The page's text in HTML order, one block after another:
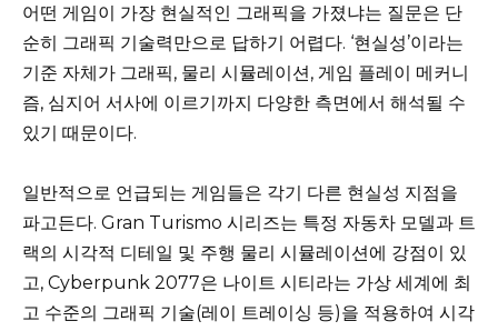
어떤 게임이 가장 현실적인 그래픽을 가졌냐는 질문은 단
순히 그래픽 기술력만으로 답하기 어렵다. ‘현실성’이라는
기준 자체가 그래픽, 물리 시뮬레이션, 게임 플레이 메커니
즘, 심지어 서사에 이르기까지 다양한 측면에서 해석될 수
있기 때문이다.
일반적으로 언급되는 게임들은 각기 다른 현실성 지점을
파고든다. Gran Turismo 시리즈는 특정 자동차 모델과 트
랙의 시각적 디테일 및 주행 물리 시뮬레이션에 강점이 있
고, Cyberpunk 2077은 나이트 시티라는 가상 세계에 최
고 수준의 그래픽 기술(레이 트레이싱 등)을 적용하여 시각